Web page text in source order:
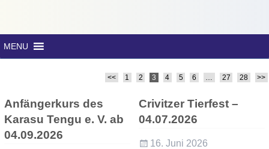
MENU
<< 1 2 3 4 5 6 … 27 28 >>
Anfängerkurs des
Karasu Tengu e. V. ab
04.09.2026
Crivitzer Tierfest –
04.07.2026
16. Juni 2026